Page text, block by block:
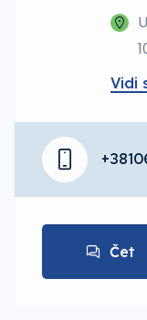
Vidi
Čet